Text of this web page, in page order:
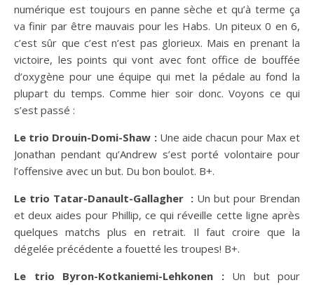
numérique est toujours en panne sèche et qu’à terme ça
va finir par être mauvais pour les Habs. Un piteux 0 en 6,
c’est sûr que c’est n’est pas glorieux. Mais en prenant la
victoire, les points qui vont avec font office de bouffée
d’oxygène pour une équipe qui met la pédale au fond la
plupart du temps. Comme hier soir donc. Voyons ce qui
s’est passé :
Le trio Drouin-Domi-Shaw :Une aide chacun pour Max et
Jonathan pendant qu’Andrew s’est porté volontaire pour
l’offensive avec un but. Du bon boulot. B+.
Le trio Tatar-Danault-Gallagher : Un but pour Brendan
et deux aides pour Phillip, ce qui réveille cette ligne après
quelques matchs plus en retrait. Il faut croire que la
dégelée précédente a fouetté les troupes! B+.
Le trio Byron-Kotkaniemi-Lehkonen :Un but pour